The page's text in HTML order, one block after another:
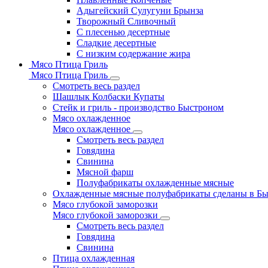
Адыгейский Сулугуни Брынза
Творожный Сливочный
С плесенью десертные
Сладкие десертные
С низким содержание жира
Мясо Птица Гриль
Мясо Птица Гриль
Смотреть весь раздел
Шашлык Колбаски Купаты
Стейк и гриль - производство Быстроном
Мясо охлажденное
Мясо охлажденное
Смотреть весь раздел
Говядина
Свинина
Мясной фарш
Полуфабрикаты охлажденные мясные
Охлажденные мясные полуфабрикаты сделаны в
Мясо глубокой заморозки
Мясо глубокой заморозки
Смотреть весь раздел
Говядина
Свинина
Птица охлажденная